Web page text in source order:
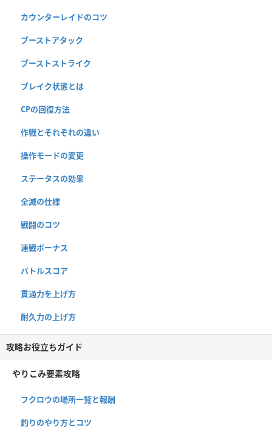
カウンターレイドのコツ
ブーストアタック
ブーストストライク
ブレイク状態とは
CPの回復方法
作戦とそれぞれの違い
操作モードの変更
ステータスの効果
全滅の仕様
戦闘のコツ
連戦ボーナス
バトルスコア
貫通力を上げ方
耐久力の上げ方
攻略お役立ちガイド
やりこみ要素攻略
フクロウの場所一覧と報酬
釣りのやり方とコツ